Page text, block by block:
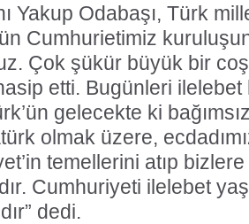
Yakup Odabaşı, Türk
Cumhurietimiz
Çok şükür büyük bir
etti. Bugünleri ilelebet
gelecekte ki
olmak üzere,
temellerini atıp
Cumhuriyeti ilelebet
dedi.